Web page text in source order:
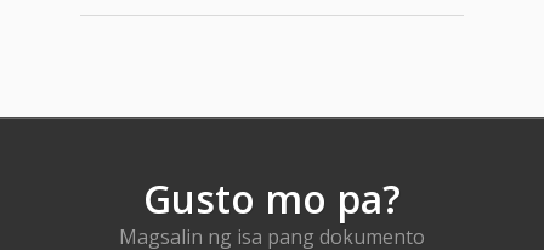
Gusto mo pa?
Magsalin ng isa pang dokumento